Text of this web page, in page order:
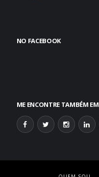
NO FACEBOOK
ME ENCONTRE TAMBÉM EM